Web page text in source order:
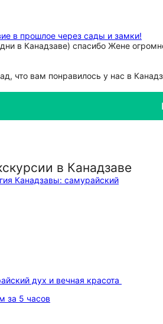
в прошлое через сады и замки!
в Канадзаве) спасибо Жене
что вам понравилось у нас в
в Канадзаве
дух и вечная красота
за 5 часов